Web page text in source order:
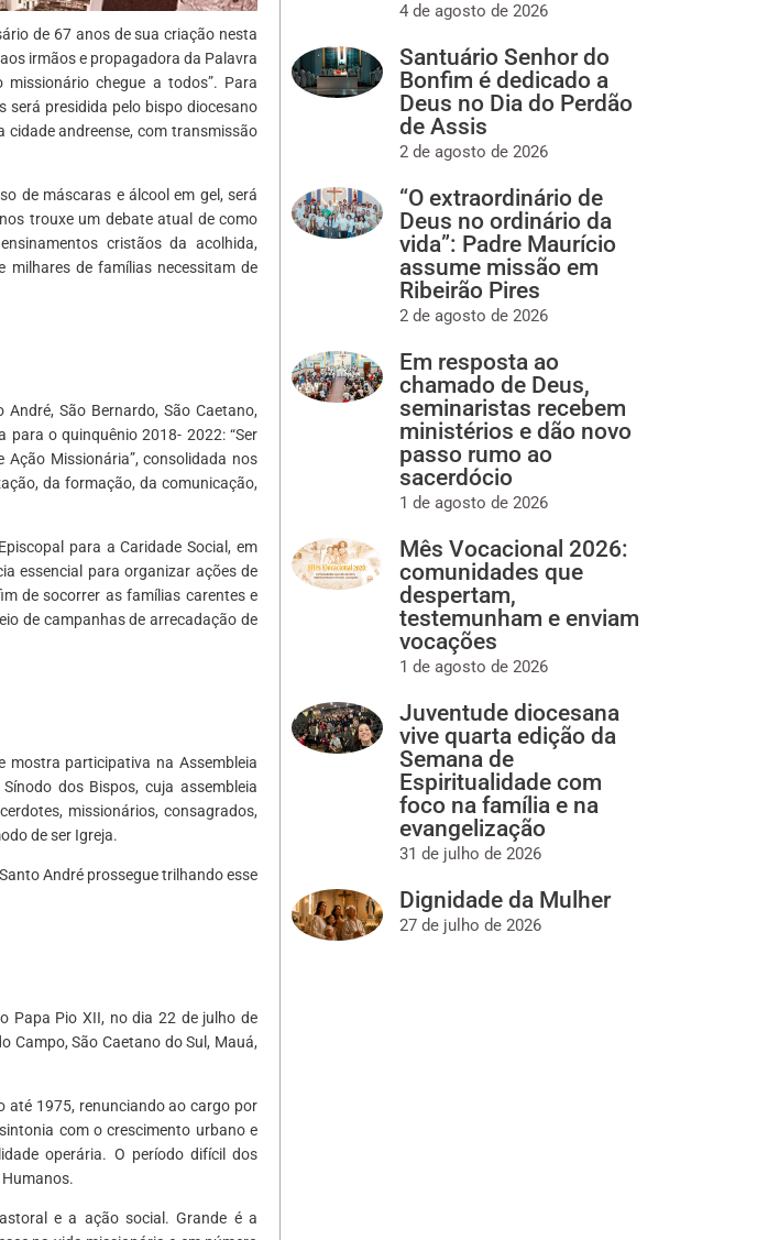
de 67 anos de sua criação nesta
irmãos e propagadora da Palavra
chegue a todos”. Para
será presidida pelo bispo diocesano
cidade andreense, com transmissão
de máscaras e álcool em gel, será
trouxe um debate atual de como
cristãos da acolhida,
milhares de famílias necessitam de
São Bernardo, São Caetano,
para o quinquênio 2018- 2022: “Ser
Missionária”, consolidada nos
da formação, da comunicação,
para a Caridade Social, em
essencial para organizar ações de
de socorrer as famílias carentes e
de campanhas de arrecadação de
mostra participativa na Assembleia
dos Bispos, cuja assembleia
missionários, consagrados,
de ser Igreja.
André prossegue trilhando esse
Papa Pio XII, no dia 22 de julho de
Campo, São Caetano do Sul, Mauá,
até 1975, renunciando ao cargo por
com o crescimento urbano e
operária. O período difícil dos
e a ação social. Grande é a
4 de agosto de 2026
Santuário Senhor do
Bonfim é dedicado a
Deus no Dia do Perdão
de Assis
2 de agosto de 2026
“O extraordinário de
Deus no ordinário da
vida”: Padre Maurício
assume missão em
Ribeirão Pires
2 de agosto de 2026
Em resposta ao
chamado de Deus,
seminaristas recebem
ministérios e dão novo
passo rumo ao
sacerdócio
1 de agosto de 2026
Mês Vocacional 2026:
comunidades que
despertam,
testemunham e enviam
vocações
1 de agosto de 2026
Juventude diocesana
vive quarta edição da
Semana de
Espiritualidade com
foco na família e na
evangelização
31 de julho de 2026
Dignidade da Mulher
27 de julho de 2026